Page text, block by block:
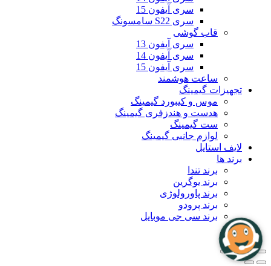
سری آیفون 15
سری S22 سامسونگ
قاب گوشی
سری آیفون 13
سری آیفون 14
سری آیفون 15
ساعت هوشمند
تجهیزات گیمینگ
موس و کیبورد گیمینگ
هدست و هندزفری گیمینگ
ست گیمینگ
لوازم جانبی گیمینگ
لایف استایل
برند ها
برند تندا
برند یوگرین
برند پاورولوژی
برند پرودو
برند سی جی موبایل
بلاگ